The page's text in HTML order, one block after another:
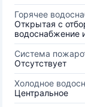
Горячее
Открытая с
водоснабжение
Система
Отсутствует
Холодное
Центральное